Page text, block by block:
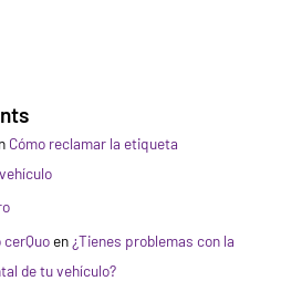
Cómo reclamar la etiqueta
cerQuoen ¿Tienes problemas con la
de tu vehículo?